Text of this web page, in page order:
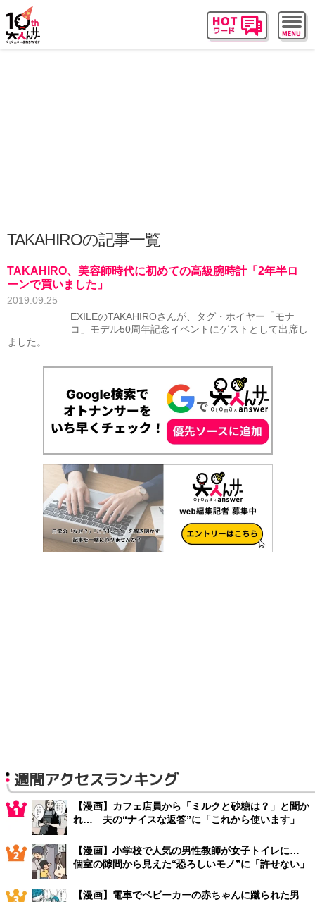
TAKAHIROの記事一覧
TAKAHIRO、美容師時代に初めての高級腕時計「2年半ロ
ーンで買いました」
2019.09.25
EXILEのTAKAHIROさんが、タグ・ホイヤー「モナ
コ」モデル50周年記念イベントにゲストとして出席し
ました。
週間アクセスランキング
【漫画】カフェ店員から「ミルクと砂糖は？」と聞か
れ… 夫の“ナイスな返答”に「これから使います」
【漫画】小学校で人気の男性教師が女子トイレに…
個室の隙間から見えた“恐ろしいモノ”に「許せない」
【漫画】電車でベビーカーの赤ちゃんに蹴られた男